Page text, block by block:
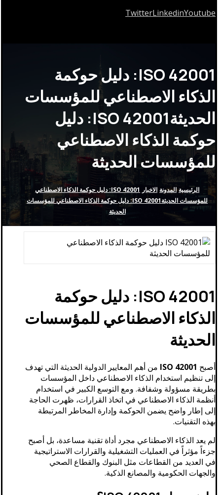
TwitterLinkedinYoutube
ISO 42001: دليل حوكمة
الذكاء الاصطناعي للمؤسسات
الحديثةISO 42001: دليل
حوكمة الذكاء الاصطناعي
للمؤسسات الحديثة
الرئيسية المدونة الاخبار
ISO 42001: دليل حوكمة الذكاء الاصطناعي
للمؤسسات الحديثةISO 42001: دليل حوكمة الذكاء الاصطناعي للمؤسسات
الحديثة
ISO 42001: دليل حوكمة
الذكاء الاصطناعي للمؤسسات
الحديثة
أصبح ISO 42001 من أهم المعايير الدولية الحديثة التي تهدف
إلى تنظيم استخدام الذكاء الاصطناعي داخل المؤسسات
بطريقة مسؤولة وشفافة. ومع التوسع الكبير في استخدام
أنظمة الذكاء الاصطناعي في اتخاذ القرارات، ظهرت الحاجة
إلى إطار واضح يضمن الحوكمة وإدارة المخاطر المرتبطة
بهذه التقنيات.
لم يعد الذكاء الاصطناعي مجرد أداة تقنية مساعدة، بل أصبح
جزءاً مؤثراً في العمليات التشغيلية والقرارات الاستراتيجية
في العديد من القطاعات مثل البنوك والقطاع الصحي
والجهات الحكومية والمصانع الذكية.